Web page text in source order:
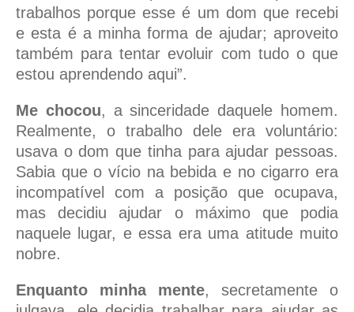
trabalhos porque esse é um dom que recebi
e esta é a minha forma de ajudar; aproveito
também para tentar evoluir com tudo o que
estou aprendendo aqui”.
Me chocou, a sinceridade daquele homem.
Realmente, o trabalho dele era voluntário:
usava o dom que tinha para ajudar pessoas.
Sabia que o vício na bebida e no cigarro era
incompatível com a posição que ocupava,
mas decidiu ajudar o máximo que podia
naquele lugar, e essa era uma atitude muito
nobre.
Enquanto minha mente, secretamente o